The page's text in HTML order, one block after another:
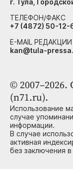
©
(n71.ru).
Использование
случае
информации.
В случае
активная
без заключения
г. Тула,
ТЕЛЕФОН/ФАКС
+7 (4872) 50-12-
E-MAIL РЕДАКЦИИ
kan@tula-